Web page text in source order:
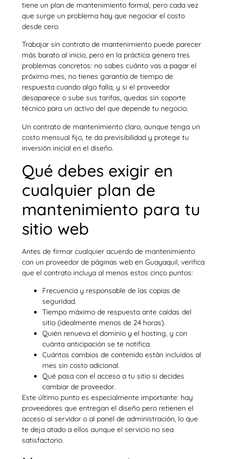
tiene un plan de mantenimiento formal, pero cada vez
que surge un problema hay que negociar el costo
desde cero.
Trabajar sin contrato de mantenimiento puede parecer
más barato al inicio, pero en la práctica genera tres
problemas concretos: no sabes cuánto vas a pagar el
próximo mes, no tienes garantía de tiempo de
respuesta cuando algo falla, y si el proveedor
desaparece o sube sus tarifas, quedas sin soporte
técnico para un activo del que depende tu negocio.
Un contrato de mantenimiento claro, aunque tenga un
costo mensual fijo, te da previsibilidad y protege tu
inversión inicial en el diseño.
Qué debes exigir en
cualquier plan de
mantenimiento para tu
sitio web
Antes de firmar cualquier acuerdo de mantenimiento
con un proveedor de páginas web en Guayaquil, verifica
que el contrato incluya al menos estos cinco puntos:
Frecuencia y responsable de las copias de
seguridad.
Tiempo máximo de respuesta ante caídas del
sitio (idealmente menos de 24 horas).
Quién renueva el dominio y el hosting, y con
cuánta anticipación se te notifica.
Cuántos cambios de contenido están incluidos al
mes sin costo adicional.
Qué pasa con el acceso a tu sitio si decides
cambiar de proveedor.
Este último punto es especialmente importante: hay
proveedores que entregan el diseño pero retienen el
acceso al servidor o al panel de administración, lo que
te deja atado a ellos aunque el servicio no sea
satisfactorio.